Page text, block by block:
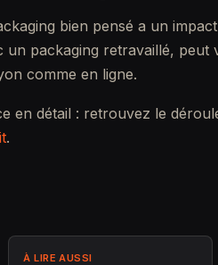
bien pensé a un
un packaging retravaillé, peut
comme en ligne.
en détail : retrouvez le
.
À LIRE AUSSI